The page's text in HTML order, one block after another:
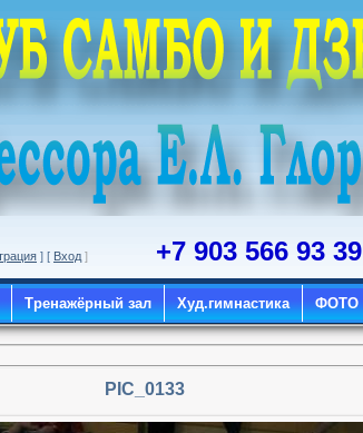
] [ Вход ] +7 903 566 93 39
Тренажёрный зал Худ.гимнастика ФОТО
PIC_0133